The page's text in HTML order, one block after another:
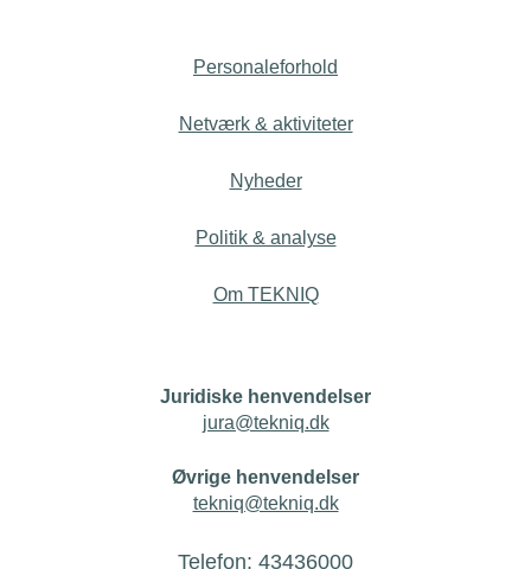
Personaleforhold
Netværk & aktiviteter
Nyheder
Politik & analyse
Om TEKNIQ
Juridiske henvendelser
jura@tekniq.dk
Øvrige henvendelser
tekniq@tekniq.dk
Telefon: 43436000